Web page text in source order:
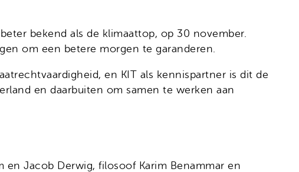
bekend als de klimaattop, op 30 november.
om een betere morgen te garanderen.
en KIT als kennispartner is dit de
en daarbuiten om samen te werken aan
Jacob Derwig, filosoof Karim Benammar en